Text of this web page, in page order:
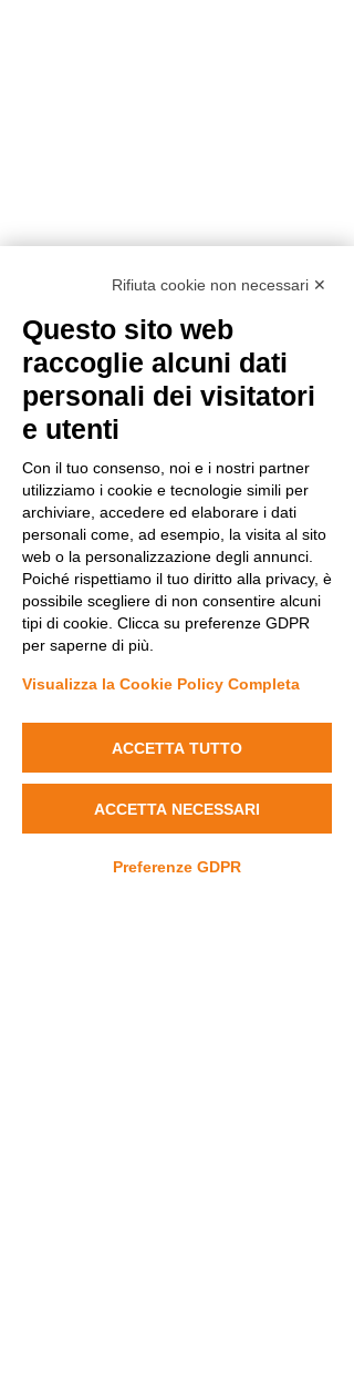
Rifiuta cookie non necessari ✕
Questo sito web
raccoglie alcuni dati
personali dei visitatori
e utenti
Con il tuo consenso, noi e i nostri partner
utilizziamo i cookie e tecnologie simili per
archiviare, accedere ed elaborare i dati
personali come, ad esempio, la visita al sito
web o la personalizzazione degli annunci.
Poiché rispettiamo il tuo diritto alla privacy, è
possibile scegliere di non consentire alcuni
tipi di cookie. Clicca su preferenze GDPR
per saperne di più.
Visualizza la Cookie Policy Completa
ACCETTA TUTTO
ACCETTA NECESSARI
Preferenze GDPR